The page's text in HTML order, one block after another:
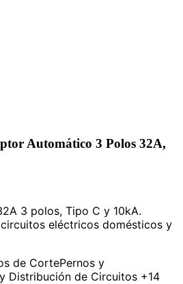
Automático 3 Polos 32A,
3 polos, Tipo C y 10kA.
eléctricos domésticos y
de CortePernos y
Distribución de Circuitos +14